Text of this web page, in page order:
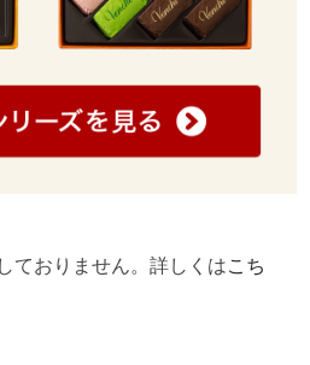
ておりません。詳しくはこち